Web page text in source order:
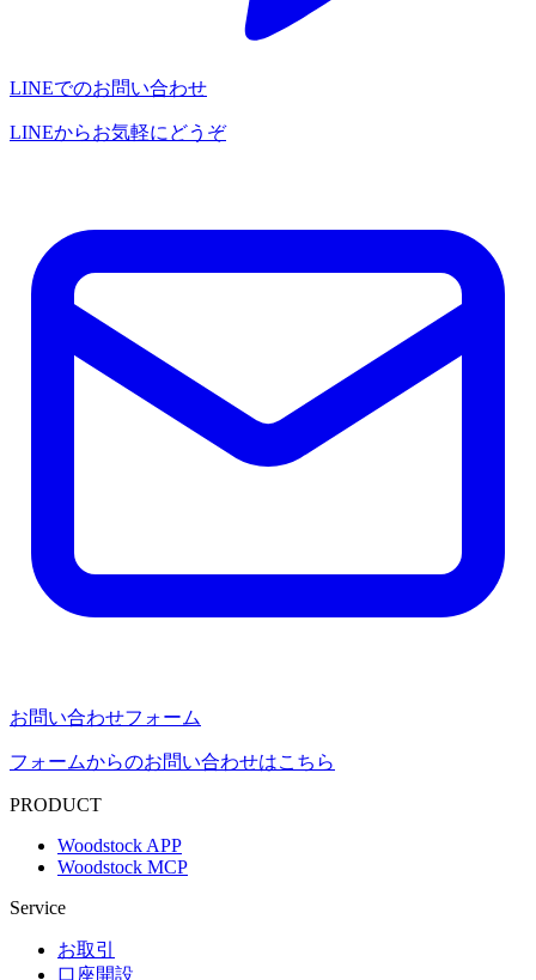
LINEでのお問い合わせ
LINEからお気軽にどうぞ
お問い合わせフォーム
フォームからのお問い合わせはこちら
PRODUCT
Woodstock APP
Woodstock MCP
Service
お取引
口座開設